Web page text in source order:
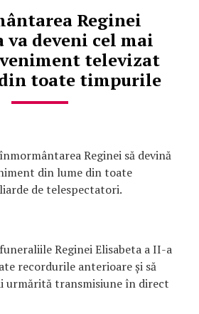
Reginei
va deveni cel mai
televizat
toate timpurile
Reginei să devină
din lume din toate
de telespectatori.
Reginei Elisabeta a II-a
recordurile anterioare și să
urmărită transmisiune în direct